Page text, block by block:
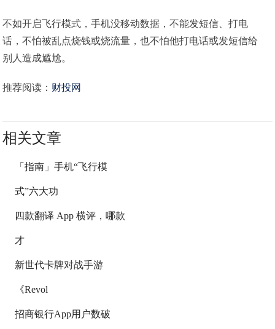
不如开启飞行模式，手机没移动数据，不能发短信、打电
话，不怕被乱点烧钱或烧流量，也不怕他打电话或发短信给
别人造成尴尬。
推荐阅读： 财投网
相关文章
「指南」手机“飞行模
式”六大功
四款翻译 App 横评，哪款
才
新世代卡牌对战手游
《Revol
招商银行App用户数破